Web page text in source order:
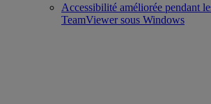
Accessibilité améliorée pendant
TeamViewer sous Windows